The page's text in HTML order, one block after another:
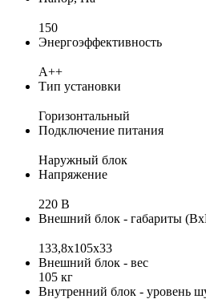
150
Энергоэффективность
A++
Тип установки
Горизонтальный
Подключение питания
Наружный блок
Напряжение
220 В
Внешний блок - габариты
133,8x105x33
Внешний блок - вес
105 кг
Внутренний блок - уровень